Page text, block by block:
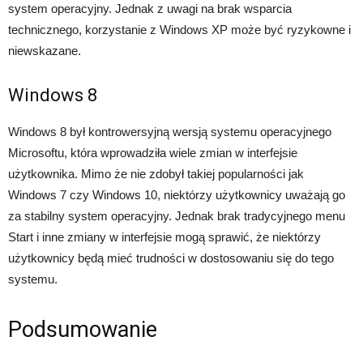
system operacyjny. Jednak z uwagi na brak wsparcia
technicznego, korzystanie z Windows XP może być ryzykowne i
niewskazane.
Windows 8
Windows 8 był kontrowersyjną wersją systemu operacyjnego
Microsoftu, która wprowadziła wiele zmian w interfejsie
użytkownika. Mimo że nie zdobył takiej popularności jak
Windows 7 czy Windows 10, niektórzy użytkownicy uważają go
za stabilny system operacyjny. Jednak brak tradycyjnego menu
Start i inne zmiany w interfejsie mogą sprawić, że niektórzy
użytkownicy będą mieć trudności w dostosowaniu się do tego
systemu.
Podsumowanie